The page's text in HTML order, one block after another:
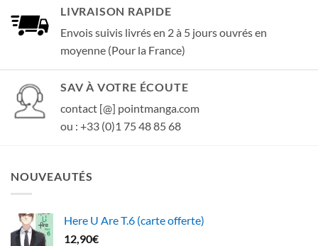
LIVRAISON RAPIDE
Envois suivis livrés en 2 à 5 jours ouvrés en
moyenne (Pour la France)
SAV À VOTRE ÉCOUTE
contact [@] pointmanga.com
ou : +33 (0)1 75 48 85 68
NOUVEAUTÉS
Here U Are T.6 (carte offerte)
12,90€